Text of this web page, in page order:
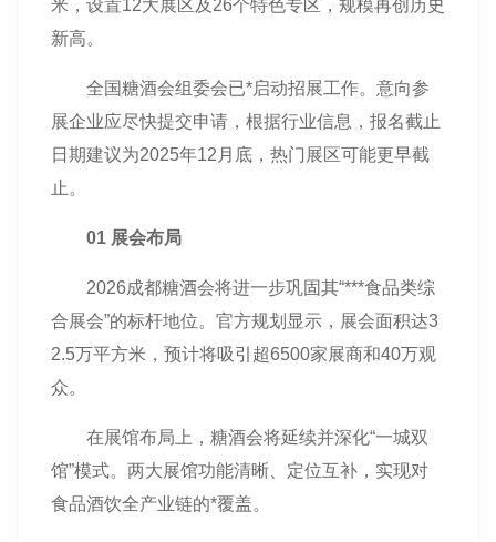
米，设置12大展区及26个特色专区，规模再创历史
新高。
全国糖酒会组委会已*启动招展工作。意向参
展企业应尽快提交申请，根据行业信息，报名截止
日期建议为2025年12月底，热门展区可能更早截
止。
01 展会布局
2026成都糖酒会将进一步巩固其“***食品类综
合展会”的标杆地位。官方规划显示，展会面积达3
2.5万平方米，预计将吸引超6500家展商和40万观
众。
在展馆布局上，糖酒会将延续并深化“一城双
馆”模式。两大展馆功能清晰、定位互补，实现对
食品酒饮全产业链的*覆盖。